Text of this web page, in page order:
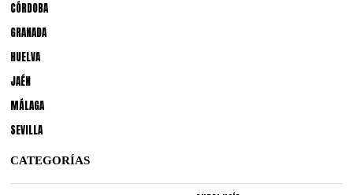
CÓRDOBA
GRANADA
HUELVA
JAÉN
MÁLAGA
SEVILLA
CATEGORÍAS